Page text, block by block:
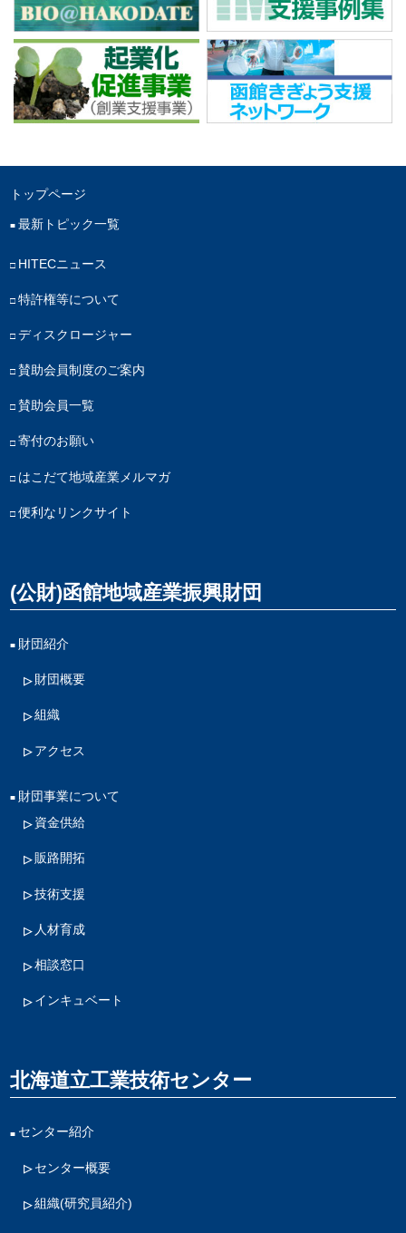
トップページ
最新トピック一覧
HITECニュース
特許権等について
ディスクロージャー
賛助会員制度のご案内
賛助会員一覧
寄付のお願い
はこだて地域産業メルマガ
便利なリンクサイト
(公財)函館地域産業振興財団
財団紹介
財団概要
組織
アクセス
財団事業について
資金供給
販路開拓
技術支援
人材育成
相談窓口
インキュベート
北海道立工業技術センター
センター紹介
センター概要
組織(研究員紹介)